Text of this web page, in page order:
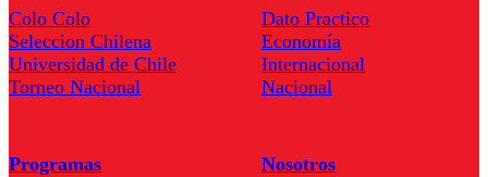
Colo Colo
Seleccion Chilena
Universidad de Chile
Torneo Nacional
Dato Practico
Economía
Internacional
Nacional
Programas
Nosotros